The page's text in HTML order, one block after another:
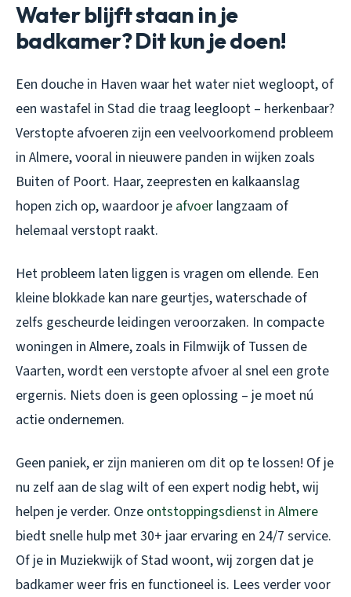
Water blijft staan in je
badkamer? Dit kun je doen!
Een douche in Haven waar het water niet wegloopt, of
een wastafel in Stad die traag leegloopt – herkenbaar?
Verstopte afvoeren zijn een veelvoorkomend probleem
in Almere, vooral in nieuwere panden in wijken zoals
Buiten of Poort. Haar, zeepresten en kalkaanslag
hopen zich op, waardoor je afvoer langzaam of
helemaal verstopt raakt.
Het probleem laten liggen is vragen om ellende. Een
kleine blokkade kan nare geurtjes, waterschade of
zelfs gescheurde leidingen veroorzaken. In compacte
woningen in Almere, zoals in Filmwijk of Tussen de
Vaarten, wordt een verstopte afvoer al snel een grote
ergernis. Niets doen is geen oplossing – je moet nú
actie ondernemen.
Geen paniek, er zijn manieren om dit op te lossen! Of je
nu zelf aan de slag wilt of een expert nodig hebt, wij
helpen je verder. Onze ontstoppingsdienst in Almere
biedt snelle hulp met 30+ jaar ervaring en 24/7 service.
Of je in Muziekwijk of Stad woont, wij zorgen dat je
badkamer weer fris en functioneel is. Lees verder voor